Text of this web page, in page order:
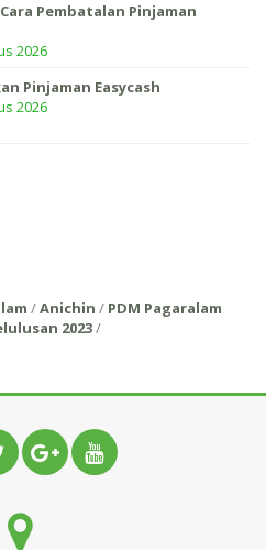
Pembatalan Pinjaman
2026
Pinjaman Easycash
2026
/Anichin / PDM Pagaralam
2023/